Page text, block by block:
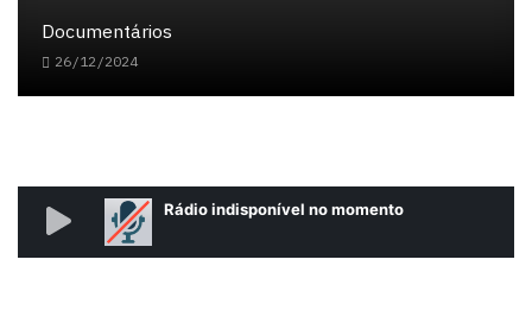
Documentários
26/12/2024